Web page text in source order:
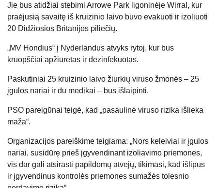
Jie bus atidžiai stebimi Arrowe Park ligoninėje Wirral, kur
praėjusią savaitę iš kruizinio laivo buvo evakuoti ir izoliuoti
20 Didžiosios Britanijos piliečių.
„MV Hondius“ į Nyderlandus atvyks rytoj, kur bus
kruopščiai apžiūrėtas ir dezinfekuotas.
Paskutiniai 25 kruizinio laivo žiurkių viruso žmonės – 25
įgulos nariai ir du medikai – bus išlaipinti.
PSO pareigūnai teigė, kad „pasaulinė viruso rizika išlieka
maža“.
Organizacijos pareiškime teigiama: „Nors keleiviai ir įgulos
nariai, susidūrę prieš įgyvendinant izoliavimo priemones,
vis dar gali atsirasti papildomų atvejų, tikimasi, kad išlipus
ir įgyvendinus kontrolės priemones sumažės tolesnio